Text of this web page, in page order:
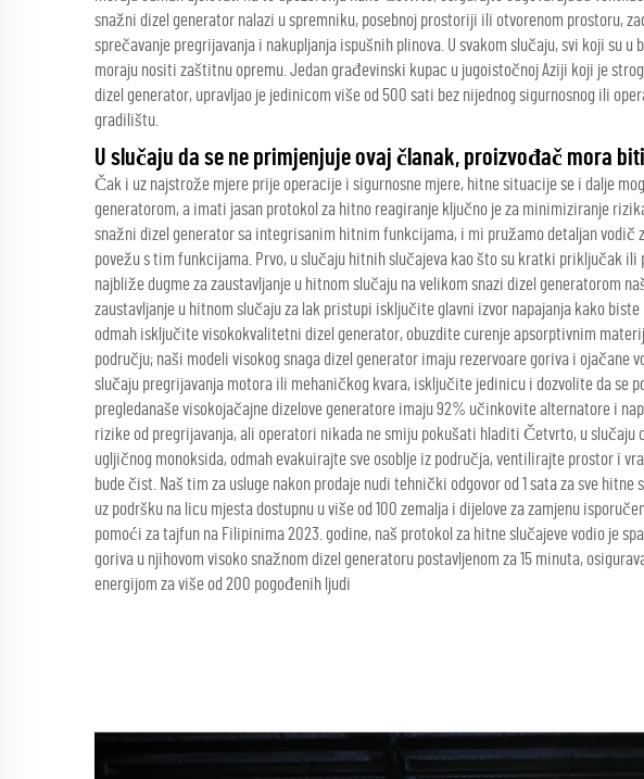
snažni dizel generator nalazi u spremniku, posebnoj prostoriji ili otvorenom prostoru,
sprečavanje pregrijavanja i nakupljanja ispušnih plinova. U svakom slučaju, svi koji su u
moraju nositi zaštitnu opremu. Jedan građevinski kupac u jugoistočnoj Aziji koji je
dizel generator, upravljao je jedinicom više od 500 sati bez nijednog sigurnosnog ili
gradilištu.
U slučaju da se ne primjenjuje ovaj članak, proizvođač mora
Čak i uz najstrože mjere prije operacije i sigurnosne mjere, hitne situacije se i dalje
generatorom, a imati jasan protokol za hitno reagiranje ključno je za minimiziranje
snažni dizel generator sa integrisanim hitnim funkcijama, i mi pružamo detaljan vodič
povežu s tim funkcijama. Prvo, u slučaju hitnih slučajeva kao što su kratki priključak
najbliže dugme za zaustavljanje u hitnom slučaju na velikom snazi dizel generatorom
zaustavljanje u hitnom slučaju za lak pristupi isključite glavni izvor napajanja kako
odmah isključite visokokvalitetni dizel generator, obuzdite curenje apsorptivnim
području; naši modeli visokog snaga dizel generator imaju rezervoare goriva i ojačane
slučaju pregrijavanja motora ili mehaničkog kvara, isključite jedinicu i dozvolite da se
pregledanaše visokojačajne dizelove generatore imaju 92% učinkovite alternatore i
rizike od pregrijavanja, ali operatori nikada ne smiju pokušati hladiti Četvrto, u slučaju
ugljičnog monoksida, odmah evakuirajte sve osoblje iz područja, ventilirajte prostor i
bude čist. Naš tim za usluge nakon prodaje nudi tehnički odgovor od 1 sata za sve
uz podršku na licu mjesta dostupnu u više od 100 zemalja i dijelove za zamjenu
pomoći za tajfun na Filipinima 2023. godine, naš protokol za hitne slučajeve vodio je
goriva u njihovom visoko snažnom dizel generatoru postavljenom za 15 minuta,
energijom za više od 200 pogođenih ljudi